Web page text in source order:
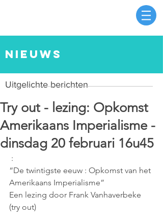
nieuws
Uitgelichte berichten
Try out - lezing: Opkomst
Amerikaans Imperialisme -
dinsdag 20 februari 16u45
:
“De twintigste eeuw : Opkomst van het
Amerikaans Imperialisme”
Een lezing door Frank Vanhaverbeke
(try out)